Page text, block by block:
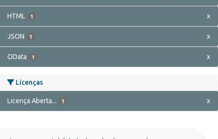
HTML 1 x
JSON 1 x
OData 1 x
Licenças
Licença Aberta... 1 x